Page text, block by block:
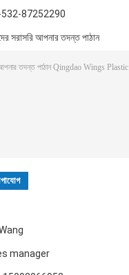
87252290
সরাসরি আপনার তদন্ত পাঠান
manager